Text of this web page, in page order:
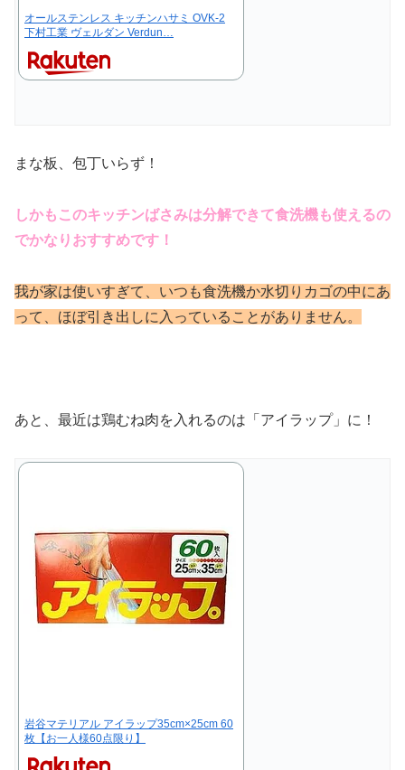
オールステンレス キッチンハサミ OVK-2
下村工業 ヴェルダン Verdun…
まな板、包丁いらず！
しかもこのキッチンばさみは分解できて食洗機も使えるの
でかなりおすすめです！
我が家は使いすぎて、いつも食洗機か水切りカゴの中にあ
って、ほぼ引き出しに入っていることがありません。
あと、最近は鶏むね肉を入れるのは「アイラップ」に！
岩谷マテリアル アイラップ35cm×25cm 60
枚【お一人様60点限り】